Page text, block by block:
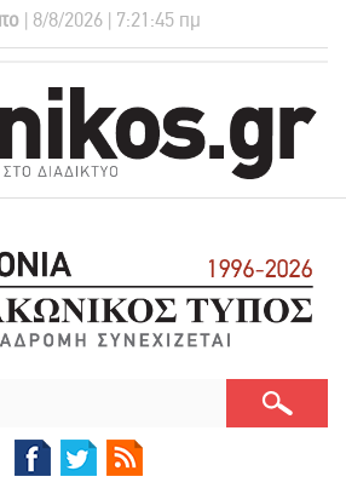
| 8/8/2026 | 7:21:46 πμ